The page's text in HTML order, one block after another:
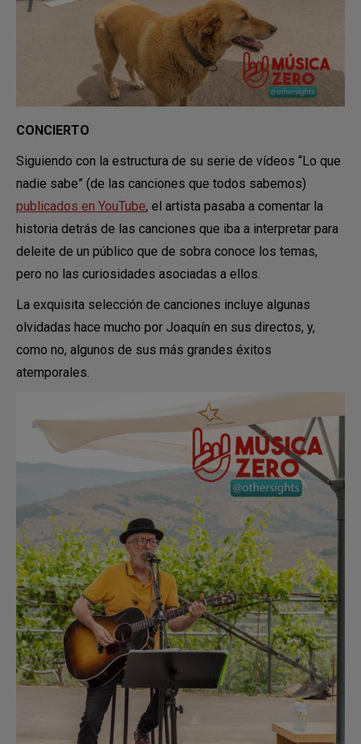
CONCIERTO
Siguiendo con la estructura de su serie de vídeos “Lo que
nadie sabe” (de las canciones que todos sabemos)
publicados en YouTube, el artista pasaba a comentar la
historia detrás de las canciones que iba a interpretar para
deleite de un público que de sobra conoce los temas,
pero no las curiosidades asociadas a ellos.
La exquisita selección de canciones incluye algunas
olvidadas hace mucho por Joaquín en sus directos, y,
como no, algunos de sus más grandes éxitos
atemporales.